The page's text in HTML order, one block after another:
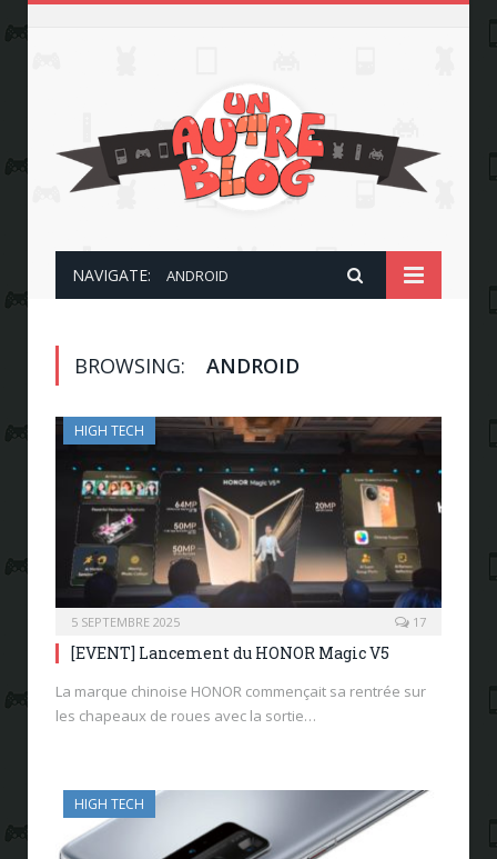
NAVIGATE: ANDROID
BROWSING: ANDROID
HIGH TECH
5 SEPTEMBRE 2025 17
[EVENT] Lancement du HONOR Magic V5
La marque chinoise HONOR commençait sa rentrée sur
les chapeaux de roues avec la sortie…
HIGH TECH